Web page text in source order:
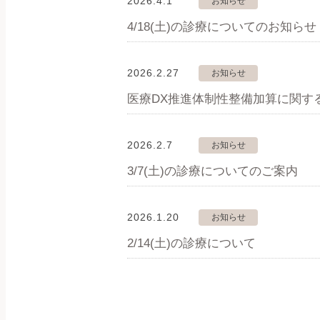
4/18(土)の診療についてのお知らせ
2026.2.27 お知らせ
医療DX推進体制性整備加算に関す
2026.2.7 お知らせ
3/7(土)の診療についてのご案内
2026.1.20 お知らせ
2/14(土)の診療について